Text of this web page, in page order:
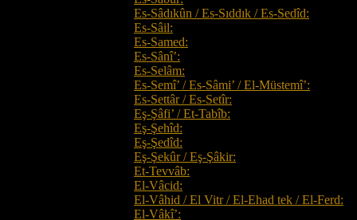
Es-Sâdıkûn / Es-Sıddık / Es-Sedîd:
Es-Sâil:
Es-Samed:
Es-Sânî’:
Es-Selâm:
Es-Semî’ / Es-Sâmi’ / El-Müstemî’:
Es-Settâr / Es-Setîr:
Eş-Şâfi’ / Et-Tabîb:
Eş-Şehîd:
Eş-Şedîd:
Eş-Şekûr / Eş-Şâkir:
Et-Tevvâb:
El-Vâcid:
El-Vâhid / El Vitr / El-Ehad tek / El-Ferd:
El-Vâkî’: